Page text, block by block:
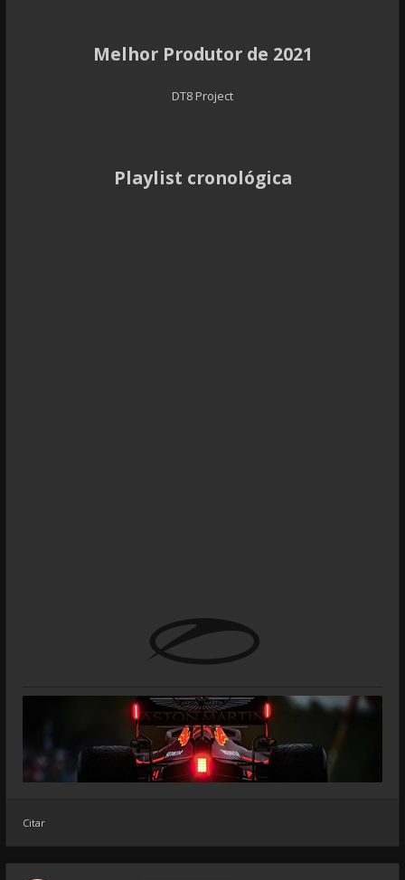
Melhor Produtor de 2021
DT8 Project
Playlist cronológica
Citar